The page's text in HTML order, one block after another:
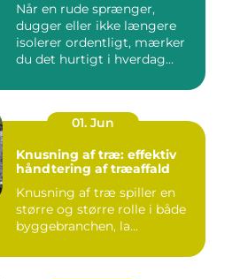
Når en rude sprænger,
dugger eller ikke længere
isolerer ordentligt, mærker
du det hurtigt i hverdag...
01. Jun
Knusning af træ: effektiv
håndtering af træaffald
Knusning af træ spiller en
større og større rolle i både
byggebranchen, la...